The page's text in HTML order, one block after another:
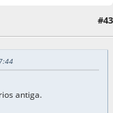
#43
antiga.